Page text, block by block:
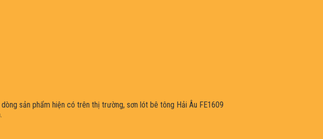
sản phẩm hiện có trên thị trường, sơn lót bê tông Hải Âu FE1609